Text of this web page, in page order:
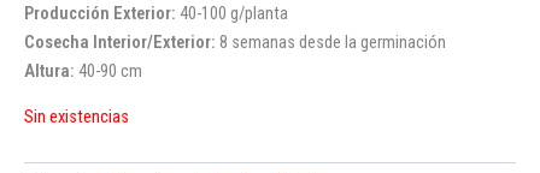
Producción Exterior: 40-100 g/planta
Cosecha Interior/Exterior: 8 semanas desde la germinación
Altura: 40-90 cm
Sin existencias